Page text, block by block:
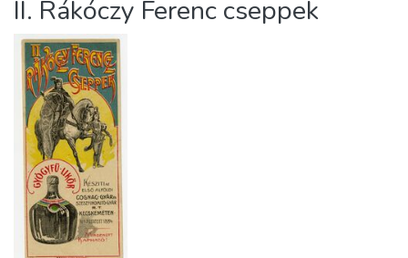
About us
II. Rákóczy Ferenc cseppek